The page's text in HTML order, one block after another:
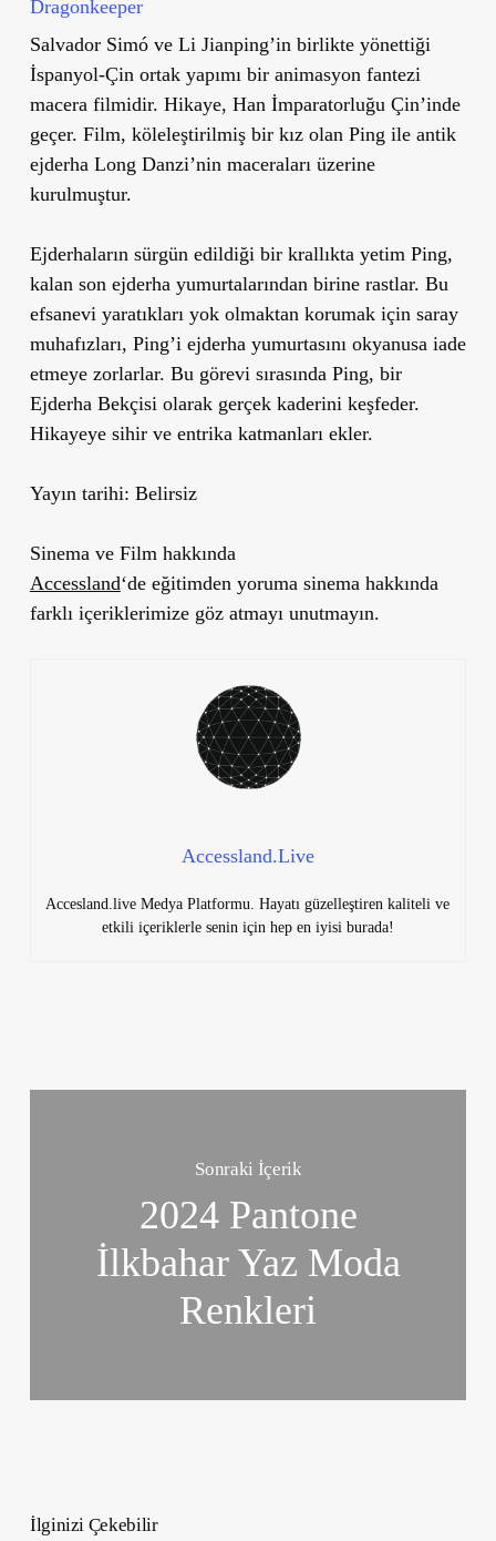
Dragonkeeper
Salvador Simó ve Li Jianping’in birlikte yönettiği
İspanyol-Çin ortak yapımı bir animasyon fantezi
macera filmidir. Hikaye, Han İmparatorluğu Çin’inde
geçer. Film, köleleştirilmiş bir kız olan Ping ile antik
ejderha Long Danzi’nin maceraları üzerine
kurulmuştur.
Ejderhaların sürgün edildiği bir krallıkta yetim Ping,
kalan son ejderha yumurtalarından birine rastlar. Bu
efsanevi yaratıkları yok olmaktan korumak için saray
muhafızları, Ping’i ejderha yumurtasını okyanusa iade
etmeye zorlarlar. Bu görevi sırasında Ping, bir
Ejderha Bekçisi olarak gerçek kaderini keşfeder.
Hikayeye sihir ve entrika katmanları ekler.
Yayın tarihi: Belirsiz
Sinema ve Film hakkında
Accessland‘de eğitimden yoruma sinema hakkında
farklı içeriklerimize göz atmayı unutmayın.
Accessland.Live
Accesland.live Medya Platformu. Hayatı güzelleştiren kaliteli ve
etkili içeriklerle senin için hep en iyisi burada!
Sonraki İçerik
2024 Pantone
İlkbahar Yaz Moda
Renkleri
İlginizi Çekebilir